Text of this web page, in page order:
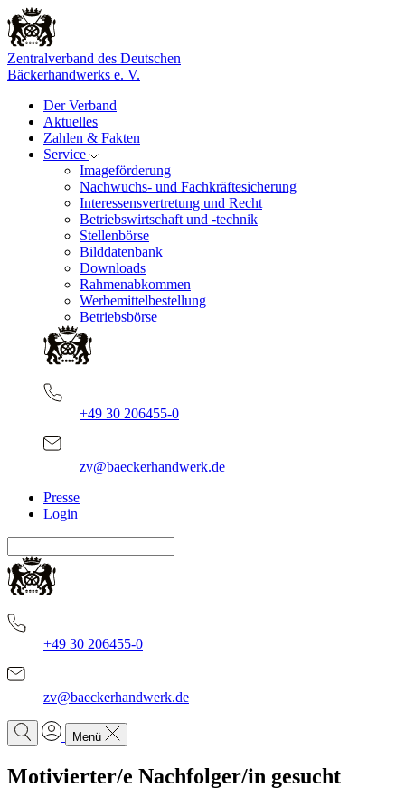
Zentralverband des Deutschen
Bäckerhandwerks e. V.
Der Verband
Aktuelles
Zahlen & Fakten
Service
Imageförderung
Nachwuchs- und Fachkräftesicherung
Interessensvertretung und Recht
Betriebswirtschaft und -technik
Stellenbörse
Bilddatenbank
Downloads
Rahmenabkommen
Werbemittelbestellung
Betriebsbörse
+49 30 206455-0
zv@baeckerhandwerk.de
Presse
Login
+49 30 206455-0
zv@baeckerhandwerk.de
Menü
Motivierter/e Nachfolger/in gesucht